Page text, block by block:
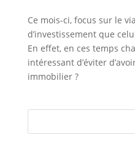
Ce mois-ci, focus sur le
d’investissement que
En effet, en ces temps
intéressant d’éviter
immobilier ?